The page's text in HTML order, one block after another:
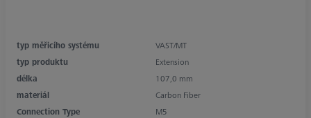
typ měřicího systému
VAST/MT
typ produktu
Extension
délka
107,0 mm
materiál
Carbon Fiber
Connection Type
M5